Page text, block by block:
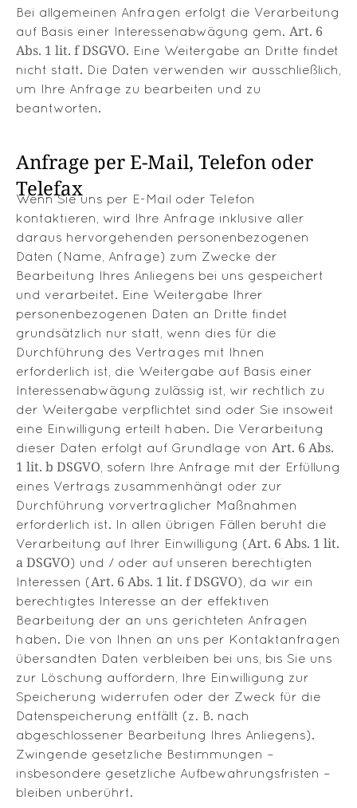
Bei allgemeinen Anfragen erfolgt die Verarbeitung
auf Basis einer Interessenabwägung gem. Art. 6
Abs. 1 lit. f DSGVO. Eine Weitergabe an Dritte findet
nicht statt. Die Daten verwenden wir ausschließlich,
um Ihre Anfrage zu bearbeiten und zu
beantworten.
Anfrage per E-Mail, Telefon oder
Telefax
Wenn Sie uns per E-Mail oder Telefon
kontaktieren, wird Ihre Anfrage inklusive aller
daraus hervorgehenden personenbezogenen
Daten (Name, Anfrage) zum Zwecke der
Bearbeitung Ihres Anliegens bei uns gespeichert
und verarbeitet. Eine Weitergabe Ihrer
personenbezogenen Daten an Dritte findet
grundsätzlich nur statt, wenn dies für die
Durchführung des Vertrages mit Ihnen
erforderlich ist, die Weitergabe auf Basis einer
Interessenabwägung zulässig ist, wir rechtlich zu
der Weitergabe verpflichtet sind oder Sie insoweit
eine Einwilligung erteilt haben. Die Verarbeitung
dieser Daten erfolgt auf Grundlage von Art. 6 Abs.
1 lit. b DSGVO , sofern Ihre Anfrage mit der Erfüllung
eines Vertrags zusammenhängt oder zur
Durchführung vorvertraglicher Maßnahmen
erforderlich ist. In allen übrigen Fällen beruht die
Verarbeitung auf Ihrer Einwilligung (Art. 6 Abs. 1 lit.
a DSGVO) und / oder auf unseren berechtigten
Interessen (Art. 6 Abs. 1 lit. f DSGVO), da wir ein
berechtigtes Interesse an der effektiven
Bearbeitung der an uns gerichteten Anfragen
haben. Die von Ihnen an uns per Kontaktanfragen
übersandten Daten verbleiben bei uns, bis Sie uns
zur Löschung auffordern, Ihre Einwilligung zur
Speicherung widerrufen oder der Zweck für die
Datenspeicherung entfällt (z. B. nach
abgeschlossener Bearbeitung Ihres Anliegens).
Zwingende gesetzliche Bestimmungen –
insbesondere gesetzliche Aufbewahrungsfristen –
bleiben unberührt.